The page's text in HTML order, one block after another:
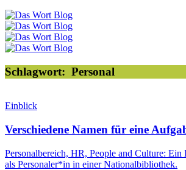
Schlagwort: Personal
Einblick
Verschiedene Namen für eine
Personalbereich, HR, People and Culture:
als Personaler*in in einer Nationalbibliothek.